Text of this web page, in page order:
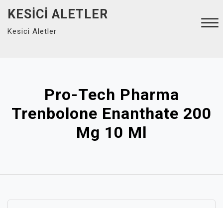
content
KESICI ALETLER
Kesici Aletler
Pro-Tech Pharma
Trenbolone Enanthate 200
Mg 10 Ml